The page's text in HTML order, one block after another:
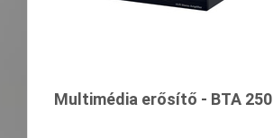
Multimédia erősítő - BTA 250